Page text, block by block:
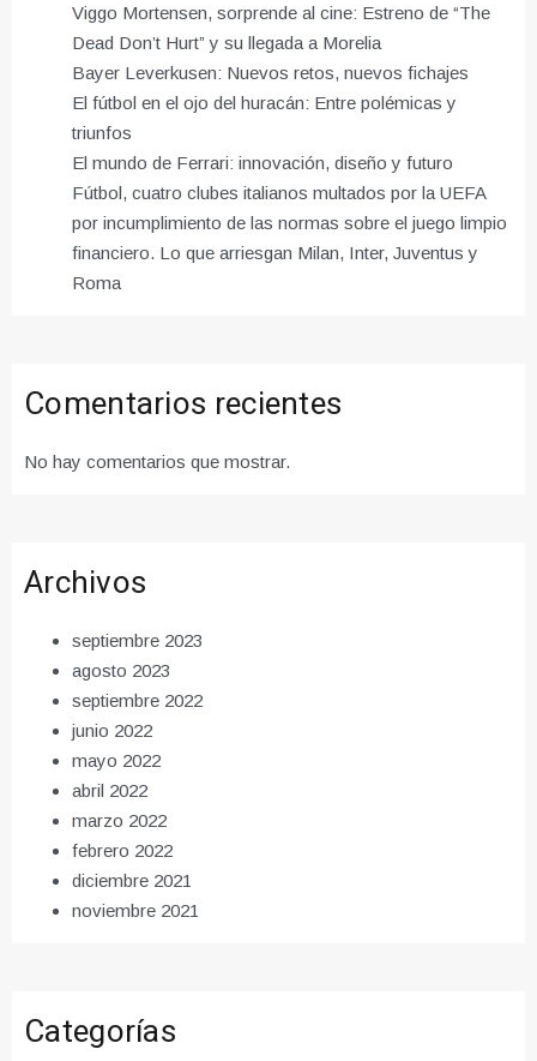
Viggo Mortensen, sorprende al cine: Estreno de “The
Dead Don’t Hurt” y su llegada a Morelia
Bayer Leverkusen: Nuevos retos, nuevos fichajes
El fútbol en el ojo del huracán: Entre polémicas y
triunfos
El mundo de Ferrari: innovación, diseño y futuro
Fútbol, ​​cuatro clubes italianos multados por la UEFA
por incumplimiento de las normas sobre el juego limpio
financiero. Lo que arriesgan Milan, Inter, Juventus y
Roma
Comentarios recientes
No hay comentarios que mostrar.
Archivos
septiembre 2023
agosto 2023
septiembre 2022
junio 2022
mayo 2022
abril 2022
marzo 2022
febrero 2022
diciembre 2021
noviembre 2021
Categorías